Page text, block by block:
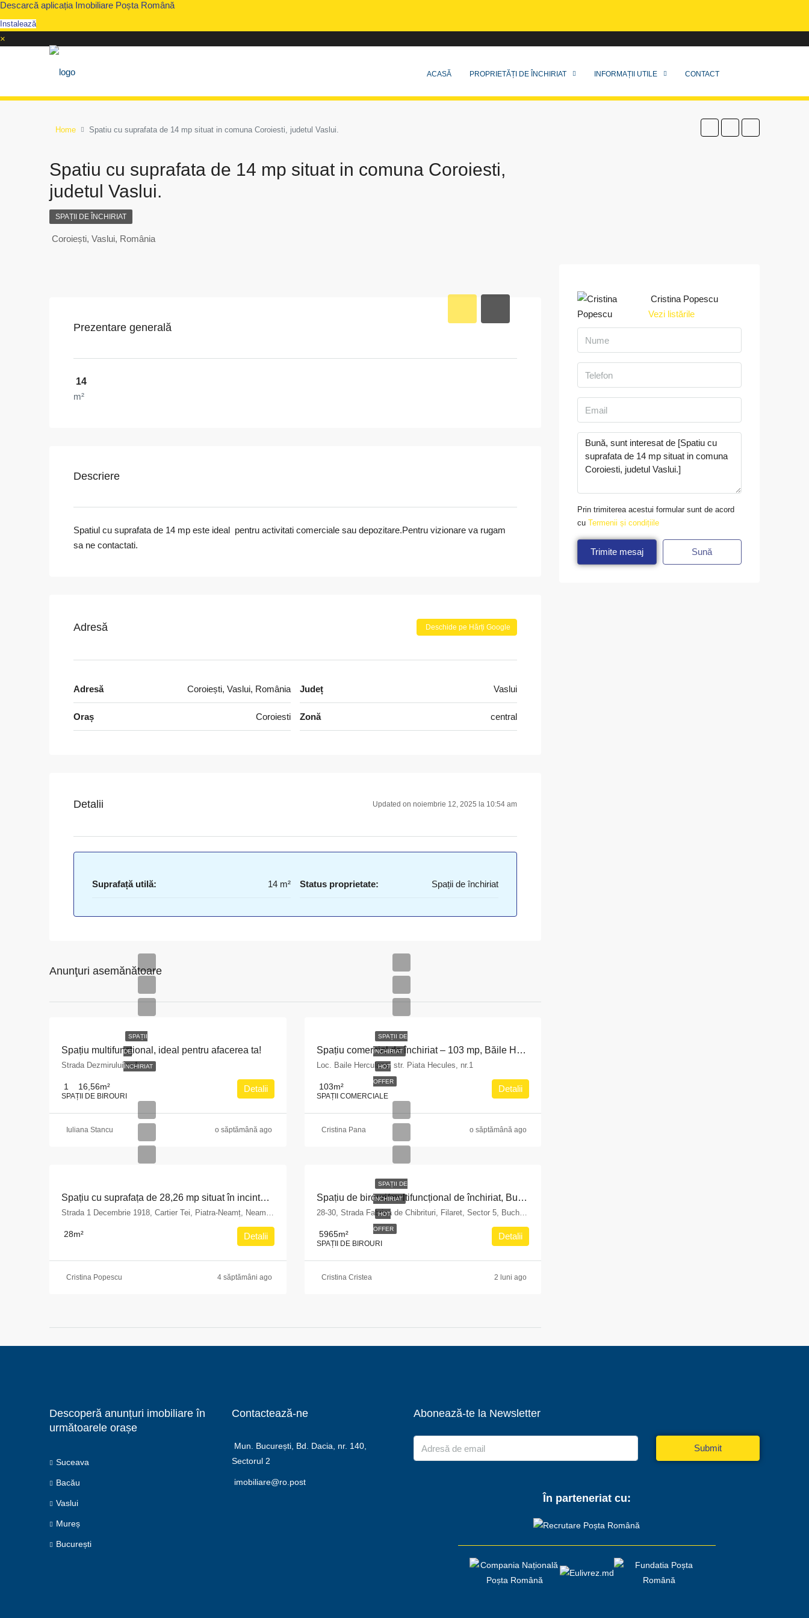
Descarcă aplicația Imobiliare Poșta Română
Instalează
×
ACASĂ PROPRIETĂȚI DE ÎNCHIRIAT INFORMAȚII UTILE CONTACT
Home Spatiu cu suprafata de 14 mp situat in comuna Coroiesti, judetul Vaslui.
Spatiu cu suprafata de 14 mp situat in comuna Coroiesti,
judetul Vaslui.
SPAȚII DE ÎNCHIRIAT
Coroiești, Vaslui, România
Prezentare generală
14
m²
Descriere
Spatiul cu suprafata de 14 mp este ideal pentru activitati comerciale sau depozitare.Pentru vizionare va rugam
sa ne contactati.
Adresă Deschide pe Hărți Google
Adresă Coroiești, Vaslui, România
Oraș Coroiesti
Județ Vaslui
Zonă central
Detalii Updated on noiembrie 12, 2025 la 10:54 am
Suprafață utilă: 14 m² Status proprietate: Spații de închiriat
Anunţuri asemănătoare
SPAȚII
DE
ÎNCHIRIAT
Spațiu multifuncțional, ideal pentru afacerea ta!
Strada Dezmirului nr.1
1 16,56m²
SPAȚII DE BIROURI
Detalii
Iuliana Stancu o săptămână ago
SPAȚII DE
ÎNCHIRIAT
HOT
OFFER
Spațiu comercial de închiriat – 103 mp, Băile Herculane
Loc. Baile Herculane, str. Piata Hecules, nr.1
103m²
SPAȚII COMERCIALE
Detalii
Cristina Pana o săptămână ago
Spațiu cu suprafața de 28,26 mp situat în incinta imobilului din Municipiul Piatra Neamț, str. 1 Decembrie 1918 nr.9, bloc A14, parter județul Neamț
Strada 1 Decembrie 1918, Cartier Tei, Piatra-Neamț, Neamț, 610244, România
28m² Detalii
Cristina Popescu 4 săptămâni ago
SPAȚII DE
ÎNCHIRIAT
HOT
OFFER
Spațiu de birouri/multifuncțional de închiriat, București, Sector 5 – zona Fabrica de Chibrituri
28-30, Strada Fabrica de Chibrituri, Filaret, Sector 5, Bucharest, 040542, Romania
5965m²
SPAȚII DE BIROURI
Detalii
Cristina Cristea 2 luni ago
Cristina Popescu
Vezi listările
Prin trimiterea acestui formular sunt de acord
cu Termenii și condițiile
Trimite mesaj Sună
Descoperă anunțuri imobiliare în
următoarele orașe
Suceava
Bacău
Vaslui
Mureș
București
Contactează-ne
Mun. București, Bd. Dacia, nr. 140,
Sectorul 2
imobiliare@ro.post
Abonează-te la Newsletter
Submit
În parteneriat cu: